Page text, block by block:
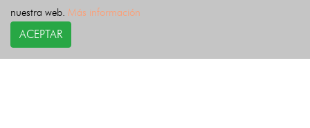
nuestra web. Más información
ACEPTAR